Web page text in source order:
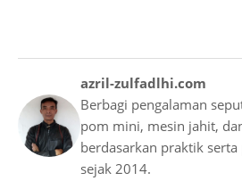
azril-zulfadlhi.com
Berbagi pengalaman
pom mini, mesin jahit,
berdasarkan praktik
sejak 2014.